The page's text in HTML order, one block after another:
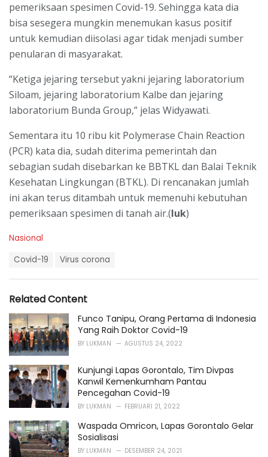
pemeriksaan spesimen Covid-19. Sehingga kata dia
bisa sesegera mungkin menemukan kasus positif
untuk kemudian diisolasi agar tidak menjadi sumber
penularan di masyarakat.
“Ketiga jejaring tersebut yakni jejaring laboratorium
Siloam, jejaring laboratorium Kalbe dan jejaring
laboratorium Bunda Group,” jelas Widyawati.
Sementara itu 10 ribu kit Polymerase Chain Reaction
(PCR) kata dia, sudah diterima pemerintah dan
sebagian sudah disebarkan ke BBTKL dan Balai Teknik
Kesehatan Lingkungan (BTKL). Di rencanakan jumlah
ini akan terus ditambah untuk memenuhi kebutuhan
pemeriksaan spesimen di tanah air.(luk)
C
r
i
e
s
:
Nasional
:
Covid-19 Virus corona
Related Content
Funco Tanipu, Orang Pertama di Indonesia
Yang Raih Doktor Covid-19
BY LUKMAN AGUSTUS 24, 2022
Kunjungi Lapas Gorontalo, Tim Divpas
Kanwil Kemenkumham Pantau
Pencegahan Covid-19
BY LUKMAN FEBRUARI 21, 2022
Waspada Omricon, Lapas Gorontalo Gelar
Sosialisasi
BY LUKMAN DESEMBER 24, 2021